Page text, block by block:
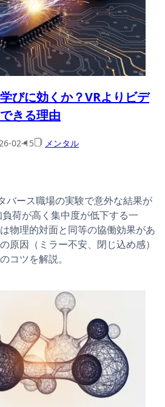
びに効くか？VRよりビデ
きる理由
02-15 メンタル
バース職場の実験で意外な結果が
荷が高く集中度が低下する一
物理的対面と同等の協働効果があ
原因（ミラー不安、閉じ込め感）
コツを解説。